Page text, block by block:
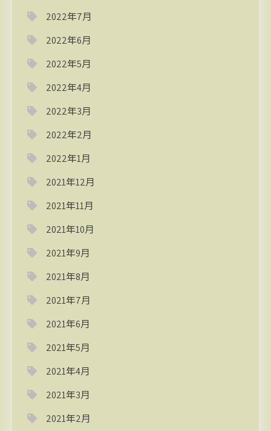
2022年7月
2022年6月
2022年5月
2022年4月
2022年3月
2022年2月
2022年1月
2021年12月
2021年11月
2021年10月
2021年9月
2021年8月
2021年7月
2021年6月
2021年5月
2021年4月
2021年3月
2021年2月